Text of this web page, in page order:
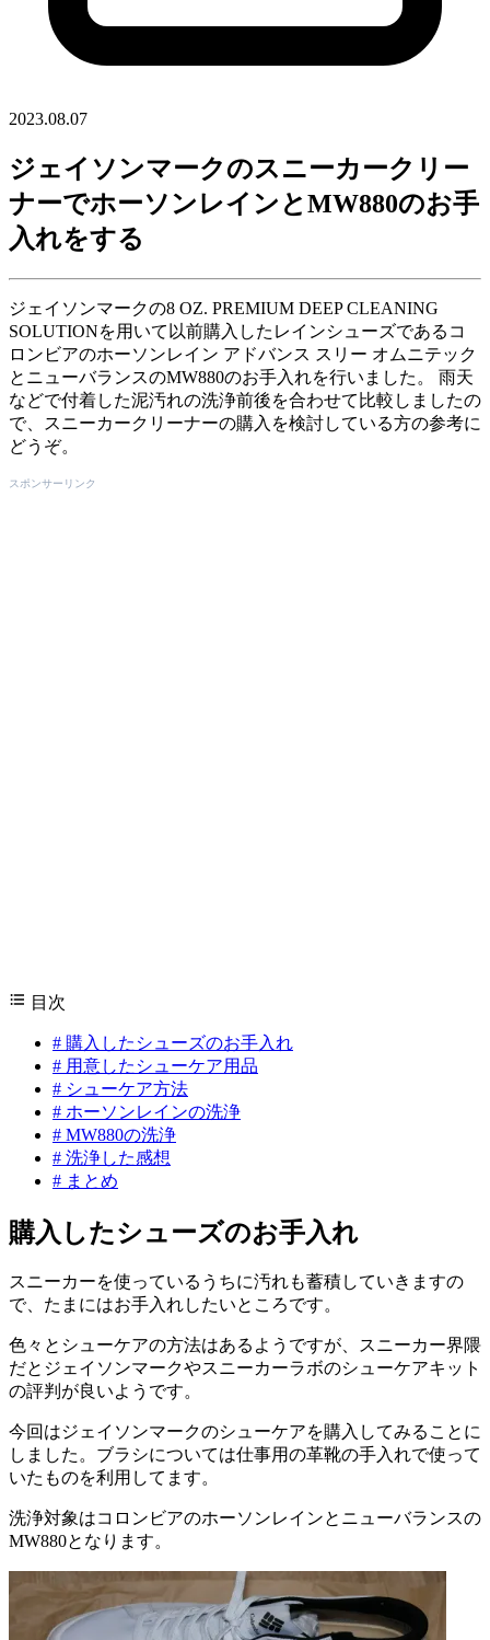
2023.08.07
ジェイソンマークのスニーカークリー
ナーでホーソンレインとMW880のお手
入れをする
ジェイソンマークの8 OZ. PREMIUM DEEP CLEANING
SOLUTIONを用いて以前購入したレインシューズであるコ
ロンビアのホーソンレイン アドバンス スリー オムニテック
とニューバランスのMW880のお手入れを行いました。 雨天
などで付着した泥汚れの洗浄前後を合わせて比較しましたの
で、スニーカークリーナーの購入を検討している方の参考に
どうぞ。
スポンサーリンク
目次
# 購入したシューズのお手入れ
# 用意したシューケア用品
# シューケア方法
# ホーソンレインの洗浄
# MW880の洗浄
# 洗浄した感想
# まとめ
購入したシューズのお手入れ
スニーカーを使っているうちに汚れも蓄積していきますの
で、たまにはお手入れしたいところです。
色々とシューケアの方法はあるようですが、スニーカー界隈
だとジェイソンマークやスニーカーラボのシューケアキット
の評判が良いようです。
今回はジェイソンマークのシューケアを購入してみることに
しました。ブラシについては仕事用の革靴の手入れで使って
いたものを利用してます。
洗浄対象はコロンビアのホーソンレインとニューバランスの
MW880となります。